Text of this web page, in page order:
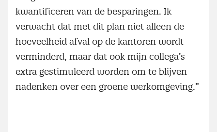
kwantificeren van de besparingen. Ik
verwacht dat met dit plan niet alleen de
hoeveelheid afval op de kantoren wordt
verminderd, maar dat ook mijn collega’s
extra gestimuleerd worden om te blijven
nadenken over een groene werkomgeving.”